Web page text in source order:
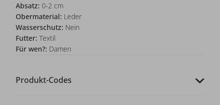
Absatz: 0-2 cm
Obermaterial: Leder
Wasserschutz: Nein
Futter: Textil
Für wen?: Damen
Produkt-Codes